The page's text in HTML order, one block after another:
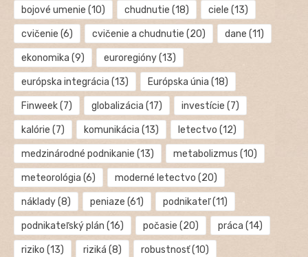
bojové umenie (10) chudnutie (18) ciele (13)
cvičenie (6) cvičenie a chudnutie (20) dane (11)
ekonomika (9) euroregióny(13)
európska integrácia (13) Európska únia (18)
Finweek(7) globalizácia (17) investície (7)
kalórie (7) komunikácia (13) letectvo (12)
medzinárodné podnikanie (13) metabolizmus (10)
meteorológia (6) moderné letectvo (20)
náklady(8) peniaze (61) podnikateľ(11)
podnikateľský plán (16) počasie (20) práca (14)
riziko (13) riziká (8) robustnosť(10)